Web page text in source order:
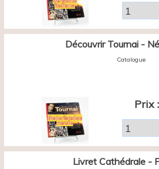
Découvrir Tournai -
Catalogue
Prix :
Livret Cathédrale -